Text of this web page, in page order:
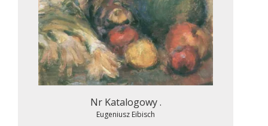
Nr Katalogowy .
Eugeniusz Eibisch